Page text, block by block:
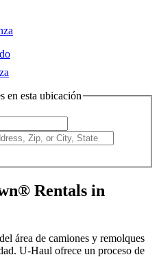
en esta ubicación
Rentals in
área de camiones y remolques
U-Haul ofrece un proceso de